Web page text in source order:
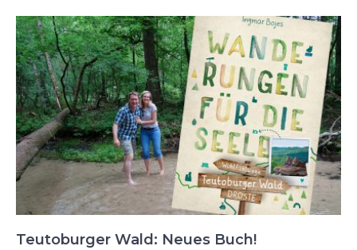
Teutoburger Wald: Neues Buch!